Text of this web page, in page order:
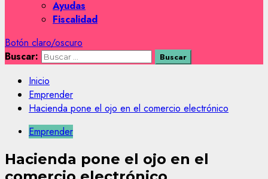
Ayudas
Fiscalidad
Botón claro/oscuro
Buscar:
Inicio
Emprender
Hacienda pone el ojo en el comercio electrónico
Emprender
Hacienda pone el ojo en el